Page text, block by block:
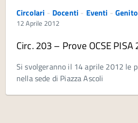
Circolari - Docenti - Eventi -
12 Aprile 2012
Circ. 203 – Prove OCSE PISA
Si svolgeranno il 14 aprile 2012 le
nella sede di Piazza Ascoli